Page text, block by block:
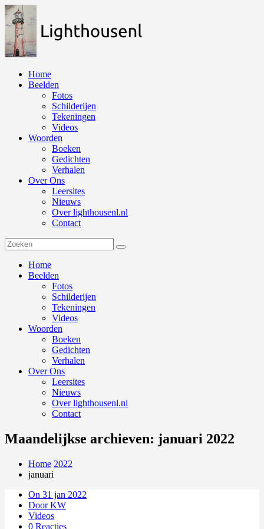
Naar
de
inhoud
springen
Home
Beelden
Fotos
Schilderijen
Tekeningen
Videos
Woorden
Boeken
Gedichten
Verhalen
Over Ons
Leersites
Nieuws
Over lighthousenl.nl
Contact
Home
Beelden
Fotos
Schilderijen
Tekeningen
Videos
Woorden
Boeken
Gedichten
Verhalen
Over Ons
Leersites
Nieuws
Over lighthousenl.nl
Contact
Maandelijkse archieven: januari 2022
Home 2022
januari
On 31 jan 2022
Door KW
Videos
0 Reacties